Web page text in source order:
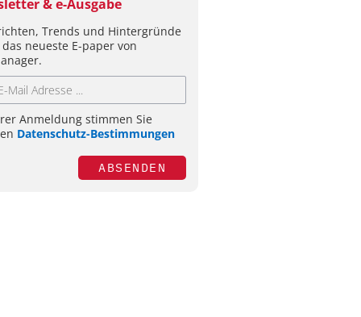
& e-Ausgabe
Trends und Hintergründe
neueste E-paper von
Anmeldung stimmen Sie
Datenschutz-Bestimmungen
ABSENDEN